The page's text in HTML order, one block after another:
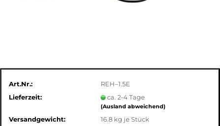
Art.Nr.:
REH–1.5E
Lieferzeit:
ca. 2-4 Tage
(Ausland abweichend)
Versandgewicht: 16.8kg je Stück